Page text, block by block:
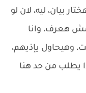
بيان، ليه، لان لو
مش هعرف، وانا
وهيحاول يإذيهم،
يطلب من حد هنا